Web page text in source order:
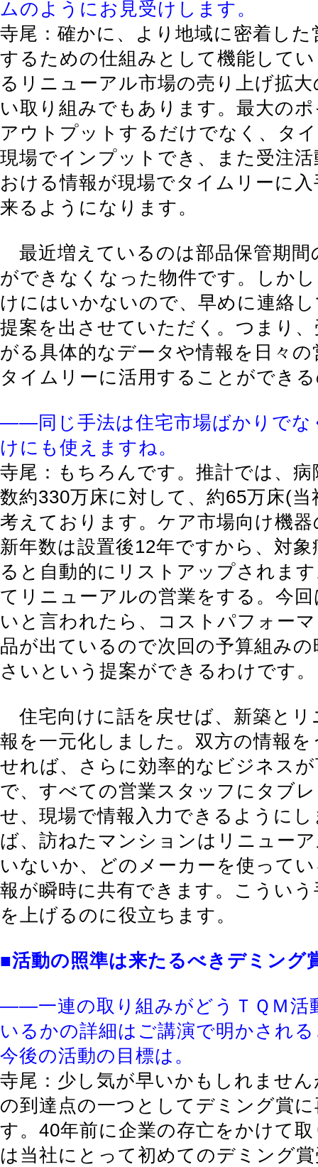
ムのようにお見受けします。
寺尾：確かに、より地域に密着した
するための仕組みとして機能して
るリニューアル市場の売り上げ拡
い取り組みでもあります。最大の
アウトプットするだけでなく、タ
現場でインプットでき、また受注
おける情報が現場でタイムリーに
来るようになります。
最近増えているのは部品保管期間
ができなくなった物件です。しか
けにはいかないので、早めに連絡
提案を出させていただく。つまり
がる具体的なデータや情報を日々
タイムリーに活用することができ
――同じ手法は住宅市場ばかりでな
けにも使えますね。
寺尾：もちろんです。推計では、病
数約330万床に対して、約65万床(
考えております。ケア市場向け機
新年数は設置後12年ですから、対
ると自動的にリストアップされま
てリニューアルの営業をする。今
いと言われたら、コストパフォー
品が出ているので次回の予算組み
さいという提案ができるわけです。
住宅向けに話を戻せば、新築とリ
報を一元化しました。双方の情報
せれば、さらに効率的なビジネス
で、すべての営業スタッフにタブ
せ、現場で情報入力できるように
ば、訪ねたマンションはリニュー
いないか、どのメーカーを使って
報が瞬時に共有できます。こうい
を上げるのに役立ちます。
■活動の照準は来たるべきデミング
――一連の取り組みがどうＴＱＭ活
いるかの詳細はご講演で明かされ
今後の活動の目標は。
寺尾：少し気が早いかもしれませ
の到達点の一つとしてデミング賞
す。40年前に企業の存亡をかけて
は当社にとって初めてのデミング